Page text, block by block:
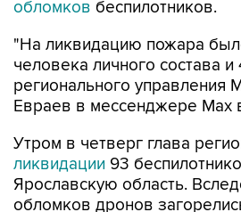
обломков беспилотников.
"На ликвидацию пожара
человека личного состава и
регионального управления
Евраев в мессенджере Мах
Утром в четверг глава
ликвидации 93
Ярославскую область.
обломков дронов